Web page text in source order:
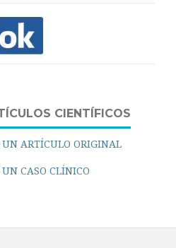
CIENTÍFICOS
UN ARTÍCULO ORIGINAL
UN CASO CLÍNICO